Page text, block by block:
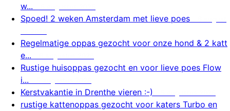
w...
Spoed! 2 weken Amsterdam met lieve poes
Regelmatige oppas gezocht voor onze hond & 2 katt
e...
Rustige huisoppas gezocht en voor lieve poes Flow
i...
Kerstvakantie in Drenthe vieren :-)
rustige kattenoppas gezocht voor katers Turbo en